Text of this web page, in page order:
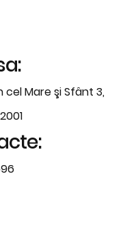
cel Mare şi Sfânt 3,